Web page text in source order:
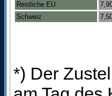
Restliche EU
Schweiz
*) Der